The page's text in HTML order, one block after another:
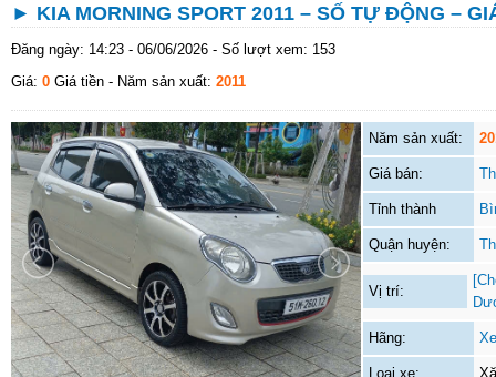
► KIA MORNING SPORT 2011 – SỐ TỰ ĐỘNG –
Đăng ngày: 14:23 - 06/06/2026 - Số lượt xem: 153
Giá: 0 Giá tiền - Năm sản xuất: 2011
Năm sản xuất:
Giá bán:
Tỉnh thành
Quận huyện:
Vị trí:
Hãng:
Loại xe: